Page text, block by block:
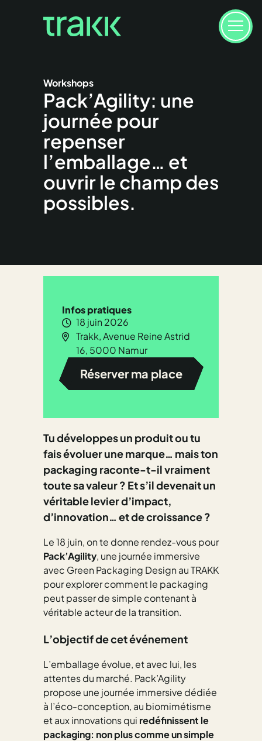
Workshops
Pack’Agility: une
journée pour
repenser
l’emballage… et
ouvrir le champ des
possibles.
Tu développes un produit ou tu
fais évoluer une marque… mais ton
packaging raconte-t-il vraiment
toute sa valeur ? Et s’il devenait un
véritable levier d’impact,
d’innovation… et de croissance ?
Le 18 juin, on te donne rendez-vous pour
Pack’Agility, une journée immersive
avec Green Packaging Designau TRAKK
pour explorer comment le packaging
peut passer de simple contenant à
véritable acteur de la transition.
L’objectif de cet événement
L’emballage évolue, et avec lui, les
attentes du marché. Pack’Agility
propose une journée immersive dédiée
à l’éco-conception, au biomimétisme
et aux innovations qui redéfinissent le
packaging: non plus comme un simple
Infos pratiques
18 juin 2026
Trakk, Avenue Reine Astrid
16, 5000 Namur
Réserver ma place